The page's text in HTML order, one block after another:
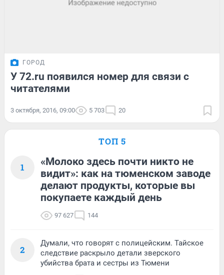
ГОРОД
У 72.ru появился номер для связи с
читателями
3 октября, 2016, 09:00 5 703 20
ТОП 5
1
«Молоко здесь почти никто не
видит»: как на тюменском заводе
делают продукты, которые вы
покупаете каждый день
97 627 144
2
Думали, что говорят с полицейским. Тайское
следствие раскрыло детали зверского
убийства брата и сестры из Тюмени